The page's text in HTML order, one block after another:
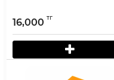
16,000 тг